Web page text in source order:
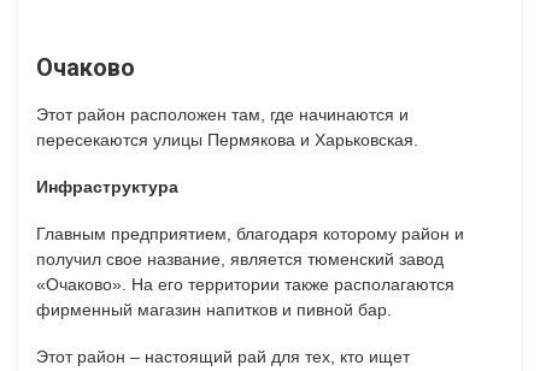
Очаково
Этот район расположен там, где начинаются и
пересекаются улицы Пермякова и Харьковская.
Инфраструктура
Главным предприятием, благодаря которому район и
получил свое название, является тюменский завод
«Очаково». На его территории также располагаются
фирменный магазин напитков и пивной бар.
Этот район – настоящий рай для тех, кто ищет